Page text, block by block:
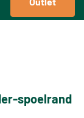
spoelrand